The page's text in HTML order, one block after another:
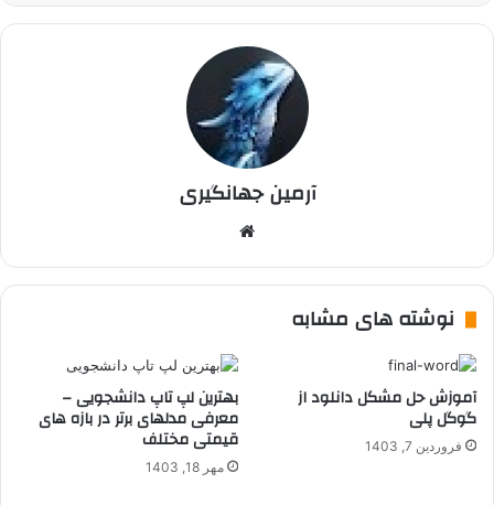
آرمین جهانگیری
نوشته های مشابه
آموزش حل مشکل دانلود از
گوگل پلی
فروردین 7, 1403
بهترین لپ تاپ دانشجویی –
معرفی مدلهای برتر در بازه های
قیمتی مختلف
مهر 18, 1403